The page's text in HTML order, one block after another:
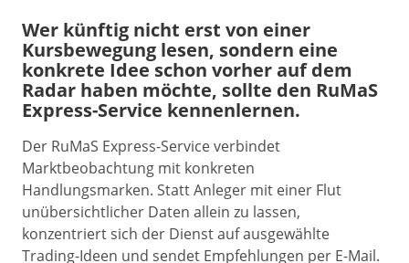
Wer künftig nicht erst von einer
Kursbewegung lesen, sondern eine
konkrete Idee schon vorher auf dem
Radar haben möchte, sollte den RuMaS
Express-Service kennenlernen.
Der RuMaS Express-Service verbindet
Marktbeobachtung mit konkreten
Handlungsmarken. Statt Anleger mit einer Flut
unübersichtlicher Daten allein zu lassen,
konzentriert sich der Dienst auf ausgewählte
Trading-Ideen und sendet Empfehlungen per E-Mail.